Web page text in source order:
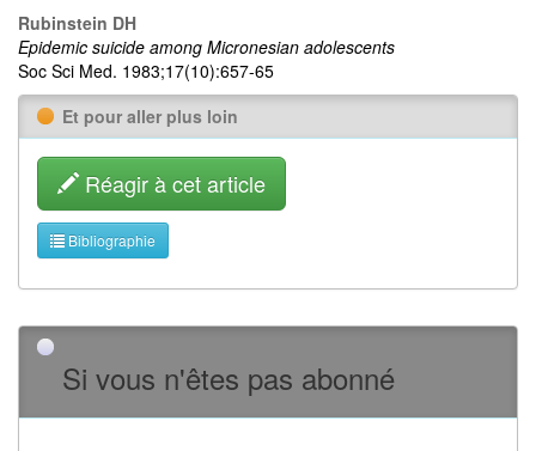
Rubinstein DH
Epidemic suicide among Micronesian adolescents
Soc Sci Med. 1983;17(10):657-65
Et pour aller plus loin
Réagir à cet article
Bibliographie
Si vous n'êtes pas abonné